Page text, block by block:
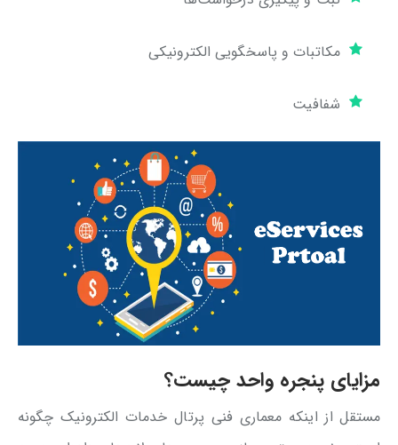
مکاتبات و پاسخگویی الکترونیکی
شفافیت
مزایای پنجره واحد چیست؟
مستقل از اینکه معماری فنی پرتال خدمات الکترونیک چگونه